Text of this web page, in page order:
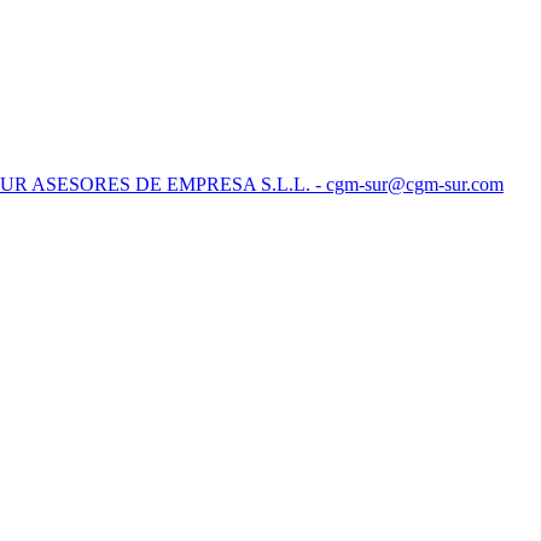
ASESORES DE EMPRESA S.L.L. - cgm-sur@cgm-sur.com